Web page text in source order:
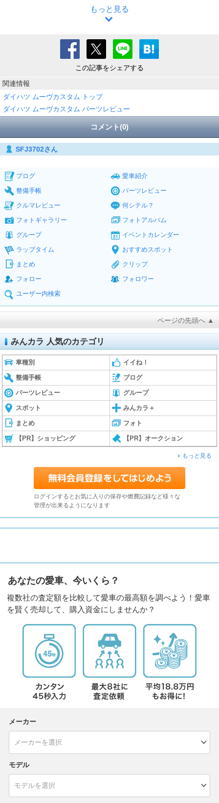
もっと見る
この記事をシェアする
関連情報
ダイハツ ムーヴカスタム トップ
ダイハツ ムーヴカスタム パーツレビュー
コメント(0)
SFJ3702さん
ブログ
愛車紹介
整備手帳
パーツレビュー
クルマレビュー
何シテル？
フォトギャラリー
フォトアルバム
グループ
イベントカレンダー
ラップタイム
おすすめスポット
まとめ
クリップ
フォロー
フォロワー
ユーザー内検索
ページの先頭へ ▲
みんカラ 人気のカテゴリ
車種別 イイね！
整備手帳 ブログ
パーツレビュー グループ
スポット みんカラ＋
まとめ フォト
【PR】ショッピング 【PR】オークション
もっと見る
ログインするとお気に入りの保存や燃費記録など様々な
管理が出来るようになります
あなたの愛車、今いくら？
複数社の査定額を比較して愛車の最高額を調べよう！愛車
を賢く売却して、購入資金にしませんか？
メーカー
モデル